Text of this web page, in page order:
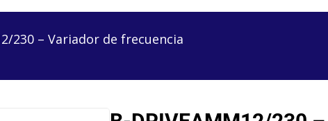
230 – Variador de frecuencia